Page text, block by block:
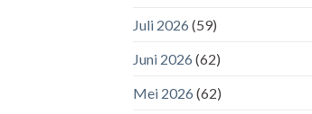
Juli 2026 (59)
Juni 2026 (62)
Mei 2026 (62)